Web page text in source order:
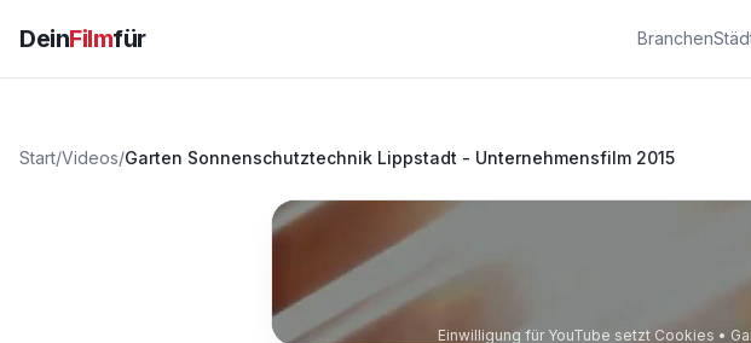
DeinFilmfür Branchen
Start/Videos/Garten Sonnenschutztechnik Lippstadt - Unternehmensfilm 2015
Einwilligung für YouTube setzt Cookies •